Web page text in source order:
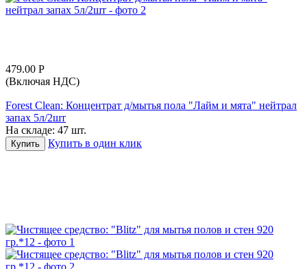
479.00 Р
(Включая НДС)
Forest Clean: Концентрат д/мытья пола "Лайм и мята" нейтрал
запах 5л/2шт
На складе: 47 шт.
Купить Купить в один клик